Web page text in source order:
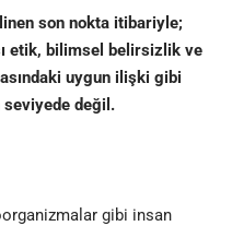
son nokta itibariyle;
etik, bilimsel belirsizlik ve
uygun ilişki gibi
değil.
gibi insan